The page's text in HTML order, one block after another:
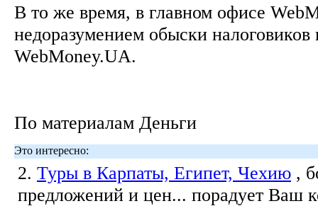
В то же время, в главном офисе
недоразумением обыски
WebMoney.UA.
По материалам Деньги
Это интересно:
2. Туры в Карпаты, Египет, Чехию ,
предложений и цен... порадует Ваш